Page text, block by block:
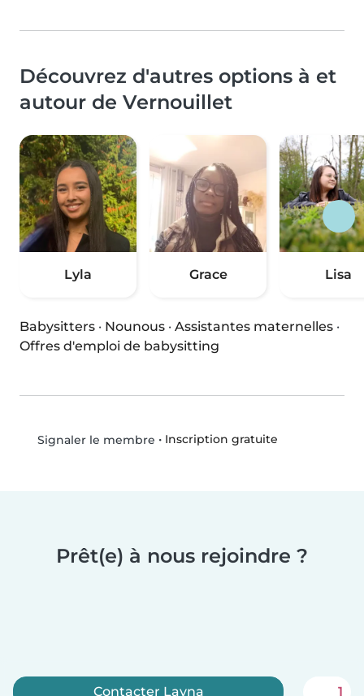
Découvrez d'autres options à et
autour de Vernouillet
Lyla Grace Lisa
Babysitters · Nounous · Assistantes maternelles ·
Offres d'emploi de babysitting
Signaler le membre • Inscription gratuite
Prêt(e) à nous rejoindre ?
Contacter Layna 1